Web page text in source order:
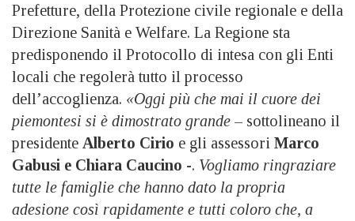
Prefetture, della Protezione civile regionale e della
Direzione Sanità e Welfare. La Regione sta
predisponendo il Protocollo di intesa con gli Enti
locali che regolerà tutto il processo
dell’accoglienza. «Oggi più che mai il cuore dei
piemontesi si è dimostrato grande – sottolineano il
presidente Alberto Cirio e gli assessori Marco
Gabusi e Chiara Caucino -. Vogliamo ringraziare
tutte le famiglie che hanno dato la propria
adesione così rapidamente e tutti coloro che, a